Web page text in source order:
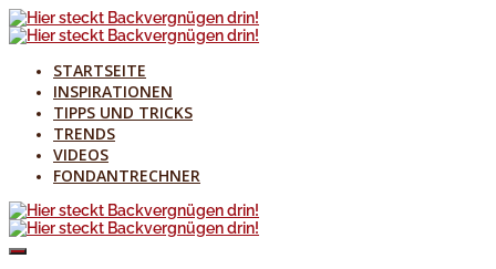
STARTSEITE
INSPIRATIONEN
TIPPS UND TRICKS
TRENDS
VIDEOS
FONDANTRECHNER